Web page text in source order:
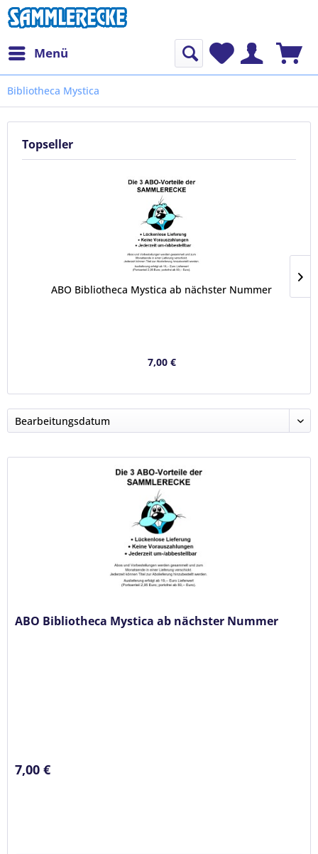
Menü
Bibliotheca Mystica
Topseller
ABO Bibliotheca Mystica ab nächster Nummer
7,00 €
ABO Bibliotheca Mystica ab nächster Nummer
7,00 €